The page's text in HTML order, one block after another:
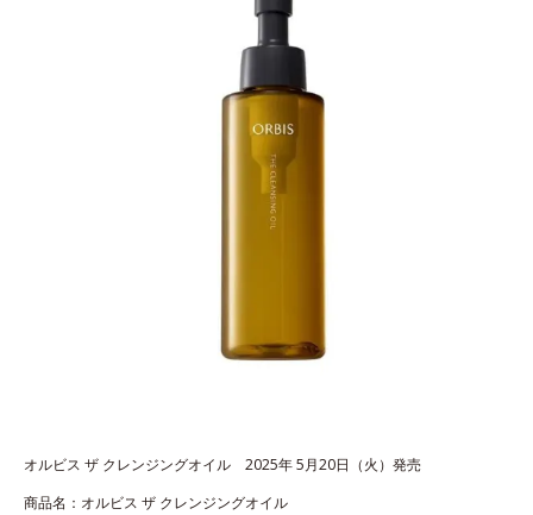
オルビス ザ クレンジングオイル 2025年 5月20日（火）発売
商品名：オルビス ザ クレンジングオイル